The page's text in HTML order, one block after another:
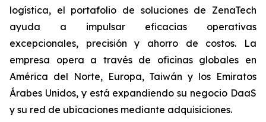
logística, el portafolio de soluciones de ZenaTech
ayuda a impulsar eficacias operativas
excepcionales, precisión y ahorro de costos. La
empresa opera a través de oficinas globales en
América del Norte, Europa, Taiwán y los Emiratos
Árabes Unidos, y está expandiendo su negocio DaaS
y su red de ubicaciones mediante adquisiciones.